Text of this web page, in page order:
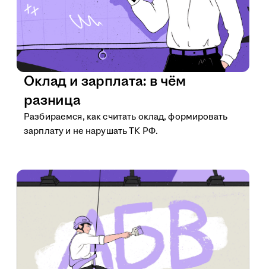
Оклад и зарплата: в чём
разница
Разбираемся, как считать оклад, формировать
зарплату и не нарушать ТК РФ.